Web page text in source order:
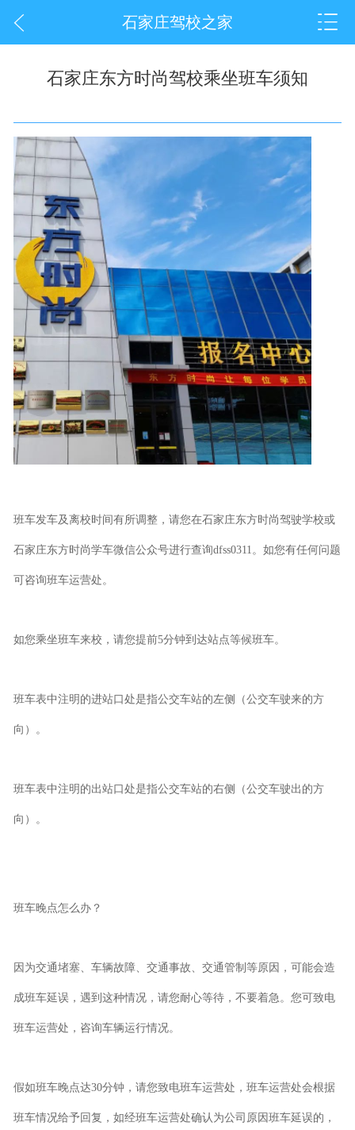
石家庄驾校之家
石家庄东方时尚驾校乘坐班车须知
班车发车及离校时间有所调整，请您在石家庄东方时尚驾驶学校或
石家庄东方时尚学车微信公众号进行查询dfss0311。如您有任何问题
可咨询班车运营处。
如您乘坐班车来校，请您提前5分钟到达站点等候班车。
班车表中注明的进站口处是指公交车站的左侧（公交车驶来的方
向）。
班车表中注明的出站口处是指公交车站的右侧（公交车驶出的方
向）。
班车晚点怎么办？
因为交通堵塞、车辆故障、交通事故、交通管制等原因，可能会造
成班车延误，遇到这种情况，请您耐心等待，不要着急。您可致电
班车运营处，咨询车辆运行情况。
假如班车晚点达30分钟，请您致电班车运营处，班车运营处会根据
班车情况给予回复，如经班车运营处确认为公司原因班车延误的，